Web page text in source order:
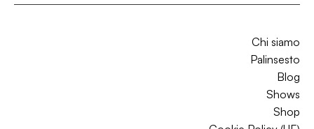
Chi siamo
Palinsesto
Blog
Shows
Shop